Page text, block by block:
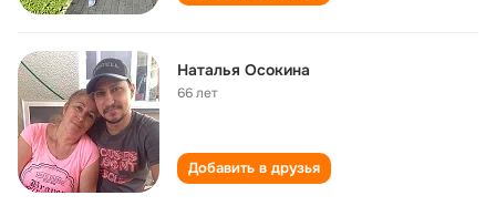
Наталья Осокина
66 лет
Добавить в друзья